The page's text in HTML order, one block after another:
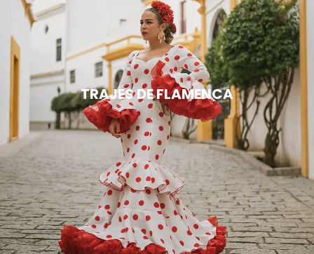
TRAJES DE FLAMENCA